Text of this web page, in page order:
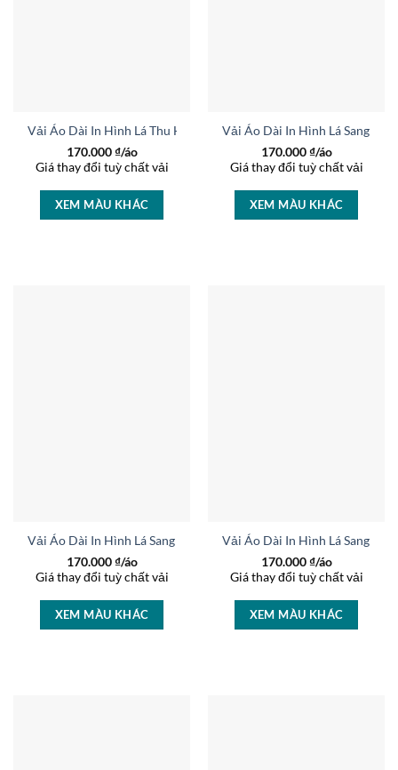
Vải Áo Dài In Hình Lá Thu Hút AD 34532
170.000₫/áo
Giá thay đổi tuỳ chất vải
XEM MÀU KHÁC
Vải Áo Dài In Hình Lá Sang
170.000₫/áo
Giá thay đổi tuỳ chất vải
XEM MÀU KHÁC
Vải Áo Dài In Hình Lá Sang Trọng AD 15284
170.000₫/áo
Giá thay đổi tuỳ chất vải
XEM MÀU KHÁC
Vải Áo Dài In Hình Lá Sang
170.000₫/áo
Giá thay đổi tuỳ chất vải
XEM MÀU KHÁC